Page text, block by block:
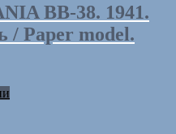
BB-38. 1941.
/ Paper model.